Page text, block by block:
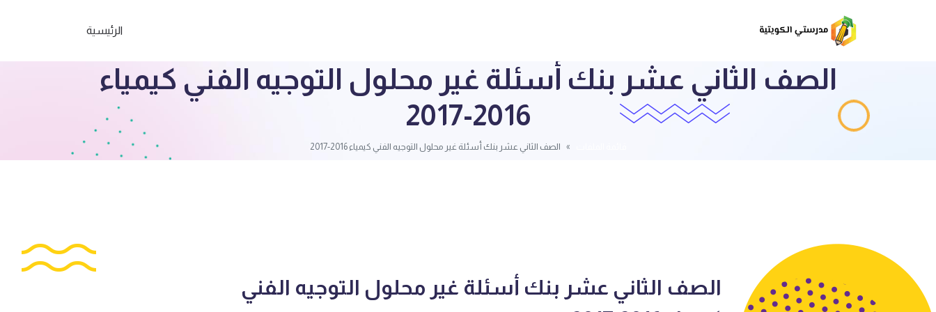
الرئيسية
الصف الثاني عشر بنك أسئلة غير محلول التوجيه الفني كيمياء
2016-2017
الصف الثاني عشر بنك أسئلة غير محلول التوجيه الفني كيمياء 2016-2017
الصف الثاني عشر بنك أسئلة غير محلول التوجيه الفني